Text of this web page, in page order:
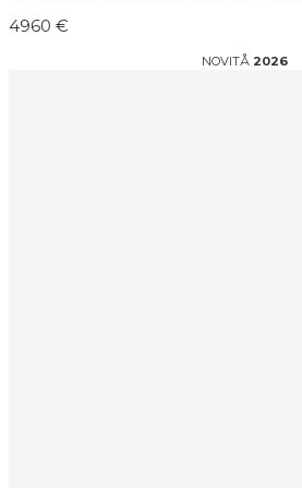
4960 €
NOVITÅ 2026